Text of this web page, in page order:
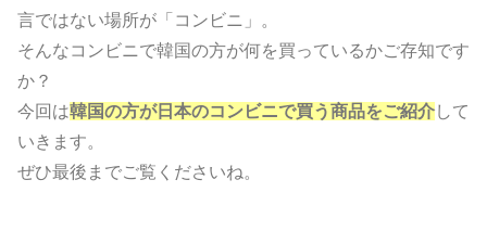
言ではない場所が「コンビニ」。
そんなコンビニで韓国の方が何を買っているかご存知です
か？
今回は韓国の方が日本のコンビニで買う商品をご紹介して
いきます。
ぜひ最後までご覧くださいね。